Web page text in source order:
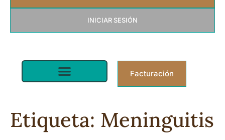
INICIAR SESIÓN
Facturación
Etiqueta: Meninguitis